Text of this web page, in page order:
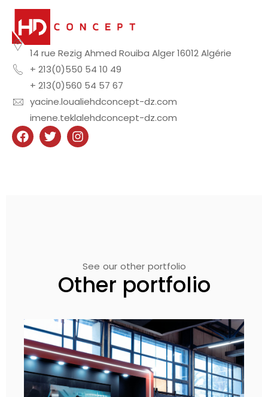
14 rue Rezig Ahmed Rouiba Alger 16012 Algérie
+ 213(0)550 54 10 49
+ 213(0)560 54 57 67
yacine.loualiehdconcept-dz.com
imene.teklalehdconcept-dz.com
See our other portfolio
Other portfolio